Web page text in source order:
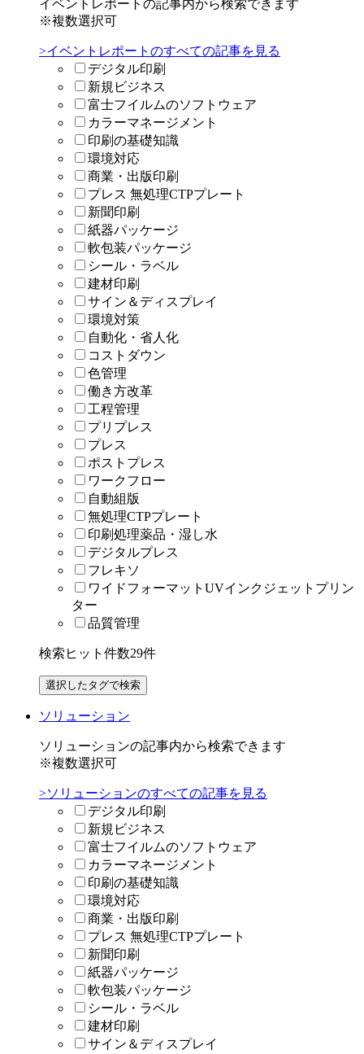
イベントレポートの記事内から検索できます
※複数選択可
>イベントレポートのすべての記事を見る
デジタル印刷
新規ビジネス
富士フイルムのソフトウェア
カラーマネージメント
印刷の基礎知識
環境対応
商業・出版印刷
プレス 無処理CTPプレート
新聞印刷
紙器パッケージ
軟包装パッケージ
シール・ラベル
建材印刷
サイン＆ディスプレイ
環境対策
自動化・省人化
コストダウン
色管理
働き方改革
工程管理
プリプレス
プレス
ポストプレス
ワークフロー
自動組版
無処理CTPプレート
印刷処理薬品・湿し水
デジタルプレス
フレキソ
ワイドフォーマットUVインクジェットプリン
ター
品質管理
検索ヒット件数29件
ソリューション
ソリューションの記事内から検索できます
※複数選択可
>ソリューションのすべての記事を見る
デジタル印刷
新規ビジネス
富士フイルムのソフトウェア
カラーマネージメント
印刷の基礎知識
環境対応
商業・出版印刷
プレス 無処理CTPプレート
新聞印刷
紙器パッケージ
軟包装パッケージ
シール・ラベル
建材印刷
サイン＆ディスプレイ